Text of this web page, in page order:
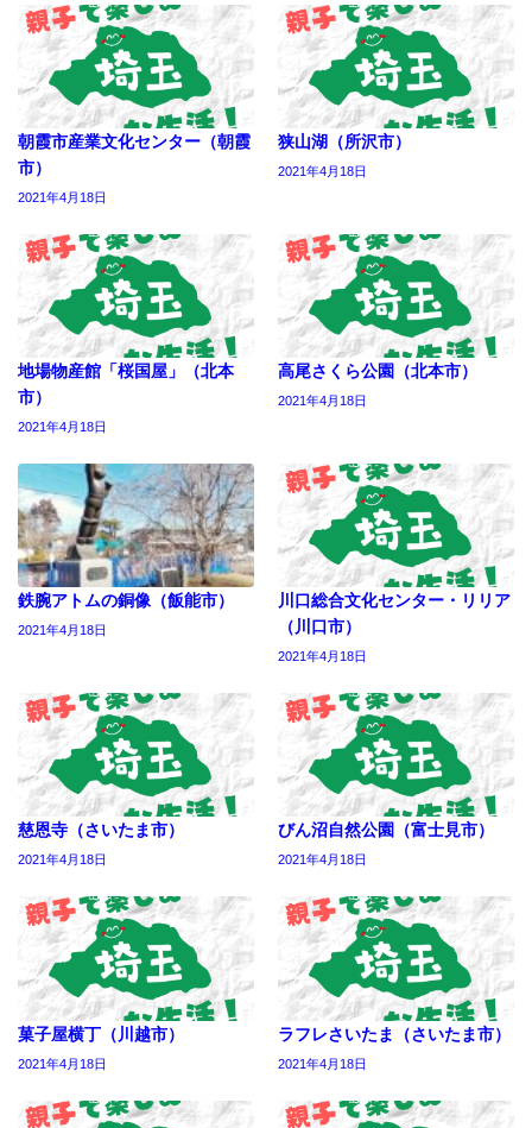
朝霞市産業文化センター（朝霞
市）
2021年4月18日
狭山湖（所沢市）
2021年4月18日
地場物産館「桜国屋」（北本
市）
2021年4月18日
高尾さくら公園（北本市）
2021年4月18日
鉄腕アトムの銅像（飯能市）
2021年4月18日
川口総合文化センター・リリア
（川口市）
2021年4月18日
慈恩寺（さいたま市）
2021年4月18日
びん沼自然公園（富士見市）
2021年4月18日
菓子屋横丁（川越市）
2021年4月18日
ラフレさいたま（さいたま市）
2021年4月18日